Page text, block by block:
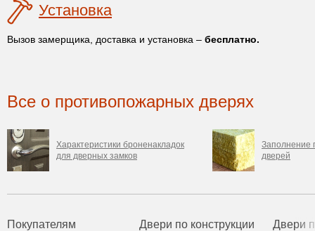
Установка
Вызов замерщика, доставка и установка – бесплатно.
Все о противопожарных дверях
Характеристики броненакладок
для дверных замков
Заполнение
дверей
Покупателям Двери по конструкции Двери